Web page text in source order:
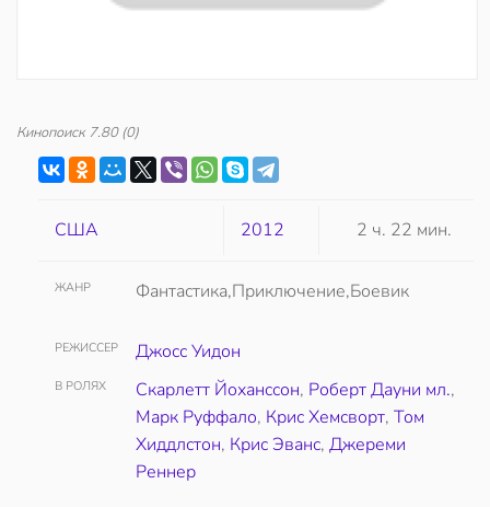
Кинопоиск 7.80(0)
США 2012 2 ч. 22 мин.
ЖАНР Фантастика,Приключение,Боевик
РЕЖИССЕР Джосс Уидон
В РОЛЯХ Скарлетт Йоханссон, Роберт Дауни мл.,
Марк Руффало, Крис Хемсворт, Том
Хиддлстон, Крис Эванс, Джереми
Реннер